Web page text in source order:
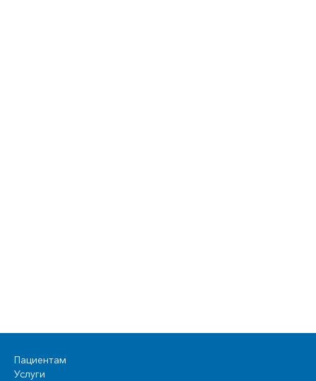
Пациентам
Услуги